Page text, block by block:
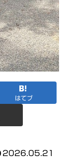
はてブ
2026.05.21